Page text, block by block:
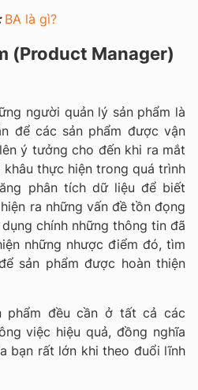
BA là gì?
(Product Manager)
người quản lý sản phẩm là
để các sản phẩm được vận
ý tưởng cho đến khi ra mắt
thực hiện trong quá trình
phân tích dữ liệu để biết
ra những vấn đề tồn đọng
chính những thông tin đã
những nhược điểm đó, tìm
sản phẩm được hoàn thiện
phẩm đều cần ở tất cả các
việc hiệu quả, đồng nghĩa
bạn rất lớn khi theo đuổi lĩnh